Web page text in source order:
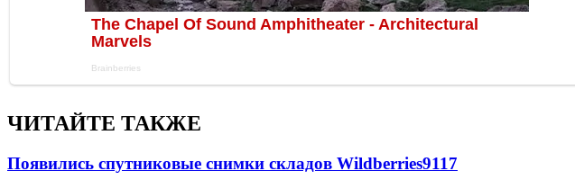
ЧИТАЙТЕ ТАКЖЕ
Появились спутниковые снимки складов Wildberries9117